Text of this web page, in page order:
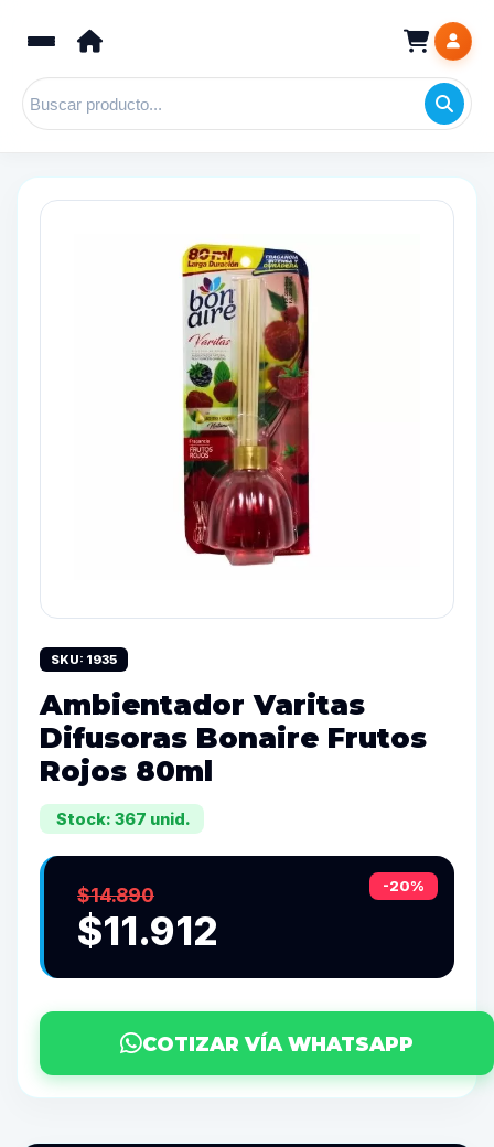
SKU: 1935
Ambientador Varitas
Difusoras Bonaire Frutos
Rojos 80ml
Stock: 367 unid.
-20%
$14.890
$11.912
COTIZAR VÍA WHATSAPP